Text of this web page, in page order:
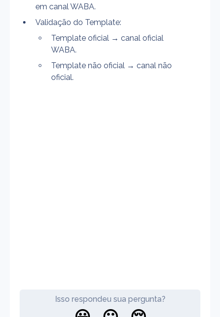
em canal WABA.
Validação do Template:
Template oficial → canal oficial
WABA.
Template não oficial → canal não
oficial.
Isso respondeu sua pergunta?